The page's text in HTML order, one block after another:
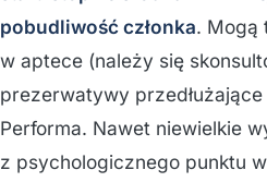
pobudliwość członka. Mogą
w aptece (należy się
prezerwatywy
Performa. Nawet niewielkie
z psychologicznego punktu